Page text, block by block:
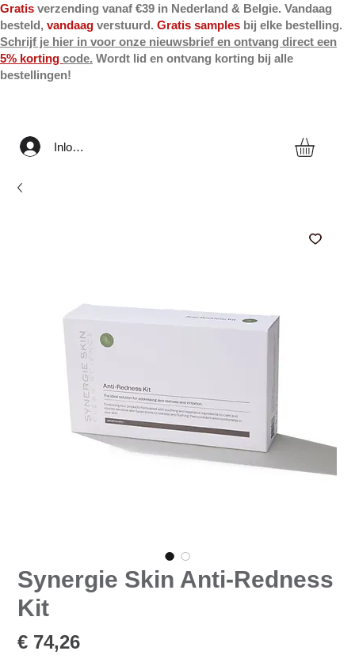
Gratis verzending vanaf €39 in Nederland & Belgie. Vandaag
besteld, vandaag verstuurd. Gratis samples bij elke bestelling.
Schrijf je hier in voor onze nieuwsbrief en ontvang direct een
5% korting code. Wordt lid en ontvang korting bij alle
bestellingen!
Inloggen
Synergie Skin Anti-Redness
Kit
€ 74,26Prijs